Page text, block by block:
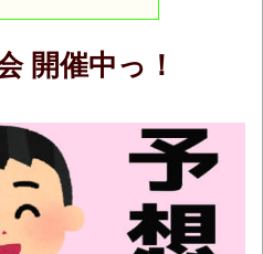
開催中っ！